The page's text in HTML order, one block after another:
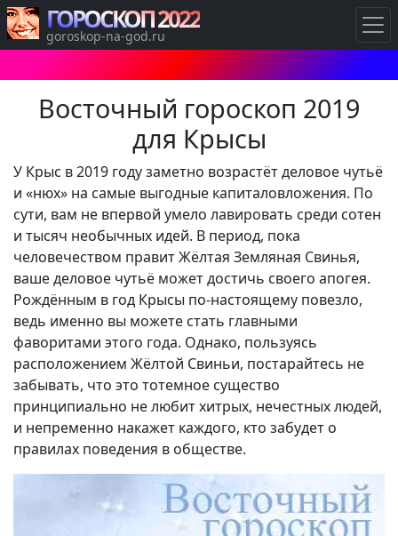
Восточный гороскоп 2019
для Крысы
У Крыс в 2019 году заметно возрастёт деловое чутьё
и «нюх» на самые выгодные капиталовложения. По
сути, вам не впервой умело лавировать среди сотен
и тысяч необычных идей. В период, пока
человечеством правит Жёлтая Земляная Свинья,
ваше деловое чутьё может достичь своего апогея.
Рождённым в год Крысы по-настоящему повезло,
ведь именно вы можете стать главными
фаворитами этого года. Однако, пользуясь
расположением Жёлтой Свиньи, постарайтесь не
забывать, что это тотемное существо
принципиально не любит хитрых, нечестных людей,
и непременно накажет каждого, кто забудет о
правилах поведения в обществе.
ГОРОСКОП 2022
goroskop-na-god.ru